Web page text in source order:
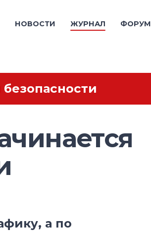
НОВОСТИ ЖУРНАЛ ФОРУМ
а по